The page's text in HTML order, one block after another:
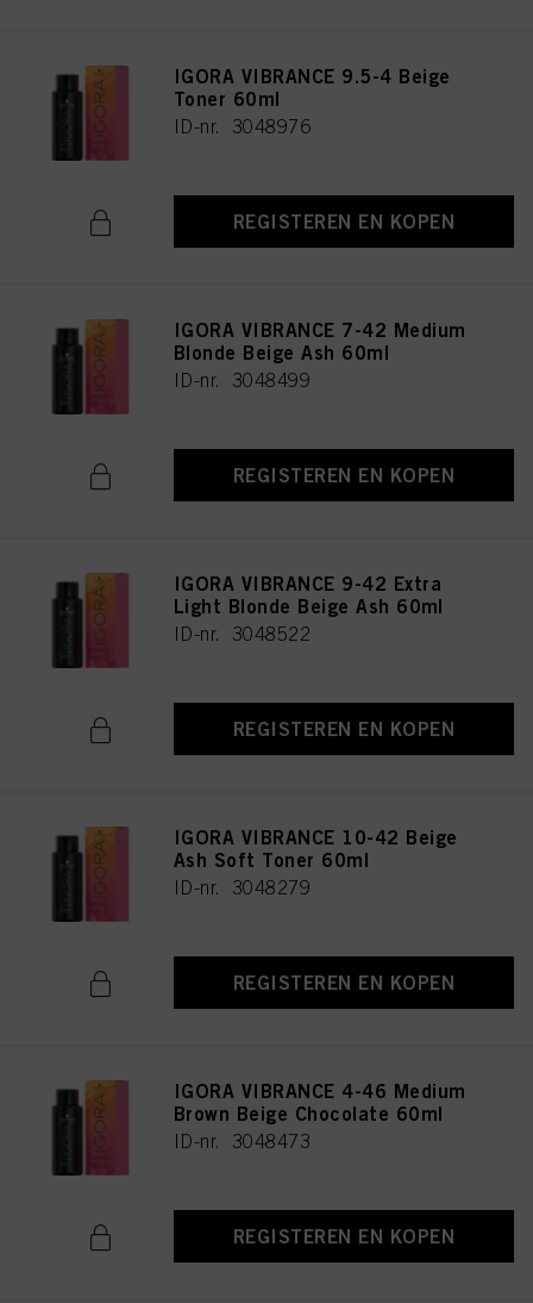
IGORA VIBRANCE 9.5-4 Beige
Toner 60ml
ID-nr. 3048976
REGISTEREN EN KOPEN
IGORA VIBRANCE 7-42 Medium
Blonde Beige Ash 60ml
ID-nr. 3048499
REGISTEREN EN KOPEN
IGORA VIBRANCE 9-42 Extra
Light Blonde Beige Ash 60ml
ID-nr. 3048522
REGISTEREN EN KOPEN
IGORA VIBRANCE 10-42 Beige
Ash Soft Toner 60ml
ID-nr. 3048279
REGISTEREN EN KOPEN
IGORA VIBRANCE 4-46 Medium
Brown Beige Chocolate 60ml
ID-nr. 3048473
REGISTEREN EN KOPEN